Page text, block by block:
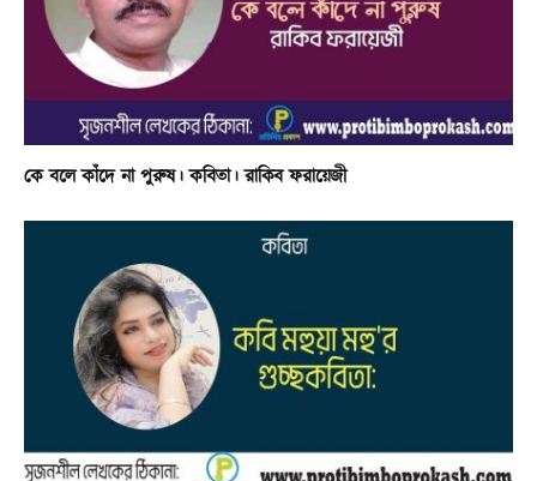
কে বলে কাঁদে না পুরুষ। কবিতা। রাকিব ফরায়েজী